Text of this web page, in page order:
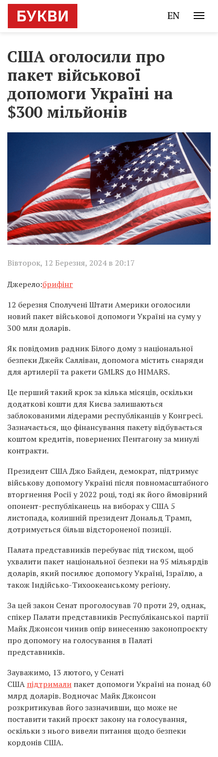
EN
США оголосили про
пакет військової
допомоги Україні на
$300 мільйонів
Вівторок, 12 Березня, 2024 в 20:17
Джерело:брифінг
12 березня Сполучені Штати Америки оголосили
новий пакет військової допомоги Україні на суму у
300 млн доларів.
Як повідомив радник Білого дому з національної
безпеки Джейк Салліван, допомога містить снаряди
для артилерії та ракети GMLRS до HIMARS.
Це перший такий крок за кілька місяців, оскільки
додаткові кошти для Києва залишаються
заблокованими лідерами республіканців у Конгресі.
Зазначається, що фінансування пакету відбувається
коштом кредитів, повернених Пентагону за минулі
контракти.
Президент США Джо Байден, демократ, підтримує
військову допомогу Україні після повномасштабного
вторгнення Росії у 2022 році, тоді як його ймовірний
опонент-республіканець на виборах у США 5
листопада, колишній президент Дональд Трамп,
дотримується більш відстороненої позиції.
Палата представників перебуває під тиском, щоб
ухвалити пакет національної безпеки на 95 мільярдів
доларів, який посилює допомогу Україні, Ізраїлю, а
також Індійсько-Тихоокеанському регіону.
За цей закон Сенат проголосував 70 проти 29, однак,
спікер Палати представників Республіканської партії
Майк Джонсон чинив опір винесенню законопроєкту
про допомогу на голосування в Палаті
представників.
Зауважимо, 13 лютого, у Сенаті
США підтримали пакет допомоги Україні на понад 60
млрд доларів. Водночас Майк Джонсон
розкритикував його зазначивши, що може не
поставити такий проєкт закону на голосування,
оскільки з нього вивели питання щодо безпеки
кордонів США.